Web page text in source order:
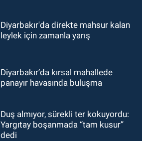
Diyarbakır'da direkte mahsur kalan
leylek için zamanla yarış
Diyarbakır’da kırsal mahallede
panayır havasında buluşma
Duş almıyor, sürekli ter kokuyordu:
Yargıtay boşanmada “tam kusur”
dedi